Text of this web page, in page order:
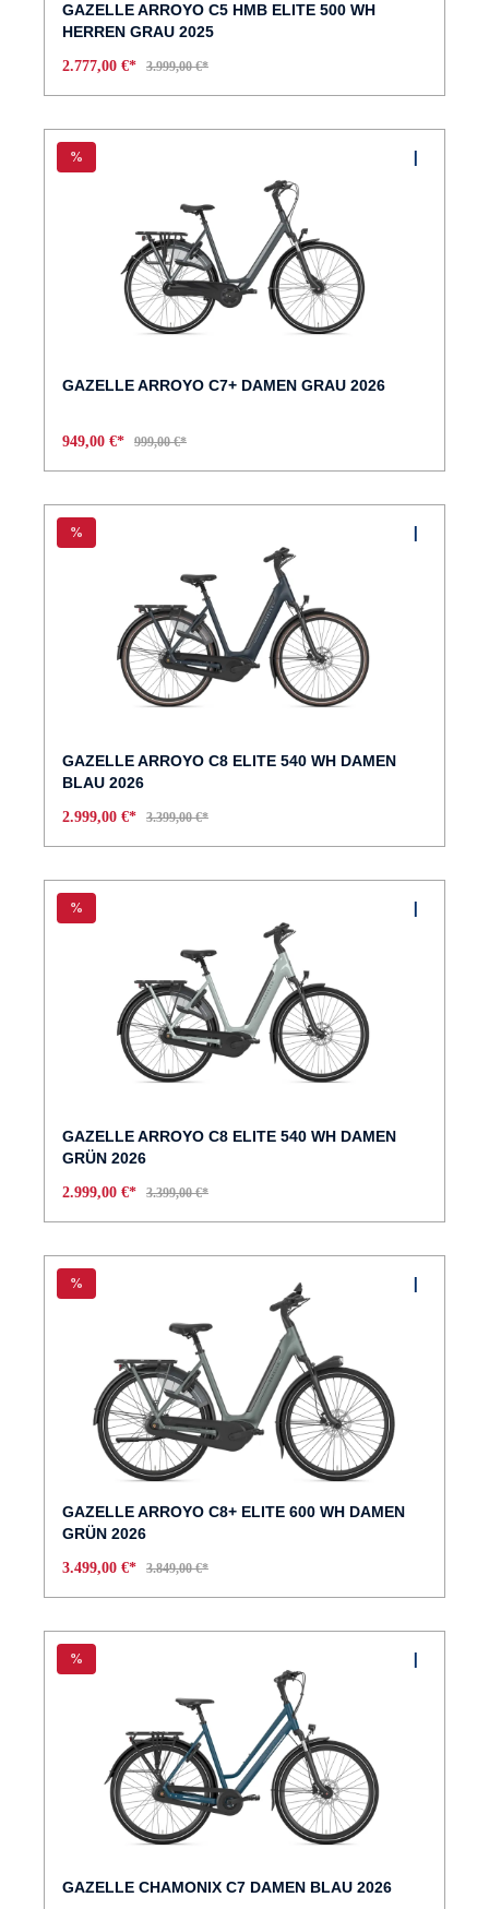
GAZELLE ARROYO C5 HMB ELITE 500 WH
HERREN GRAU 2025
2.777,00 €* 3.999,00 €*
%
GAZELLE ARROYO C7+ DAMEN GRAU 2026
949,00 €* 999,00 €*
%
GAZELLE ARROYO C8 ELITE 540 WH DAMEN
BLAU 2026
2.999,00 €* 3.399,00 €*
%
GAZELLE ARROYO C8 ELITE 540 WH DAMEN
GRÜN 2026
2.999,00 €* 3.399,00 €*
%
GAZELLE ARROYO C8+ ELITE 600 WH DAMEN
GRÜN 2026
3.499,00 €* 3.849,00 €*
%
GAZELLE CHAMONIX C7 DAMEN BLAU 2026